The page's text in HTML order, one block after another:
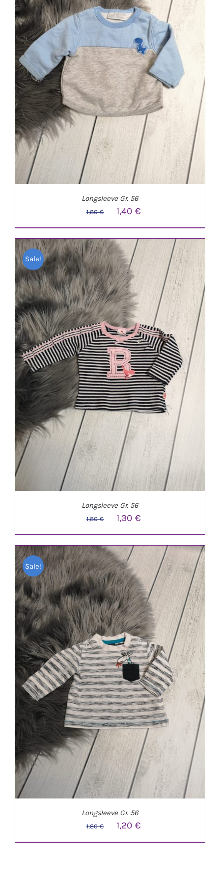
IN DEN WARENKORB / DETAILS
IN DEN WARENKORB / DETAILS
Longsleeve Gr. 56
1,80€
Ursprünglicher
Preis
war:
1,80 €
1,40€
Preis
ist:
1,40 €.
Sale!
IN DEN WARENKORB / DETAILS
Longsleeve Gr. 56
1,80€
Ursprünglicher
Preis
war:
1,80 €
1,30€
Preis
ist:
1,30 €.
Sale!
Longsleeve Gr. 56
1,80€
Ursprünglicher
Preis
1,20€
Preis